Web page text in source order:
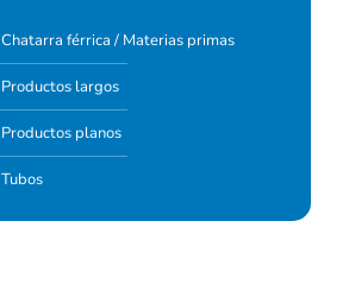
Chatarra férrica / Materias primas
Productos largos
Productos planos
Tubos